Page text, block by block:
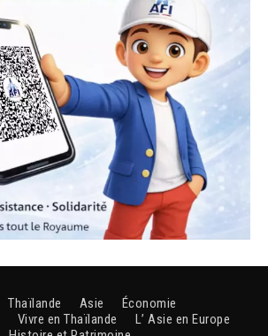
Thaïlande Asie
Économie
Vivre en Thaïlande
L’ Asie en Europe